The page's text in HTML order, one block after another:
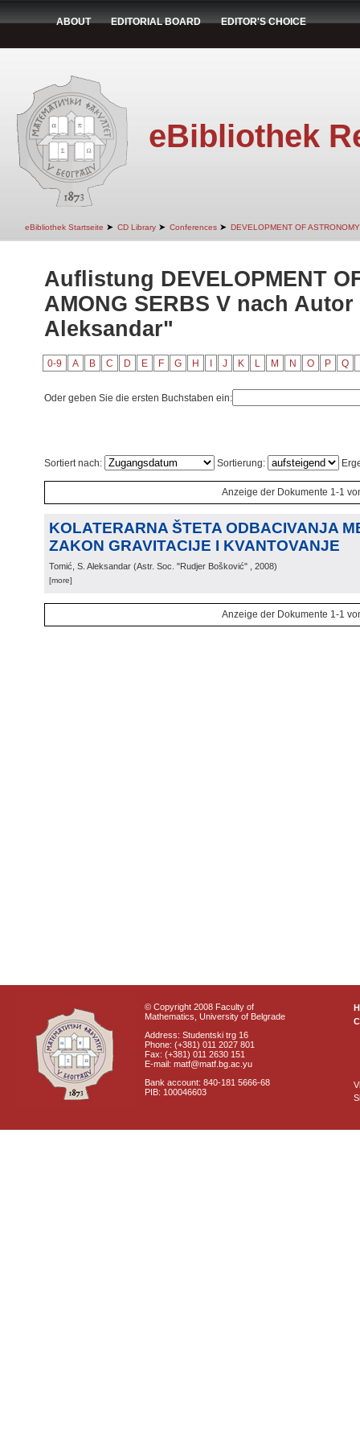
ABOUT EDITORIAL BOARD EDITOR'S CHOICE
eBibliothek
eBibliothek Startseite ➤ CD Library ➤ Conferences ➤ DEVELOPMENT OF
Auflistung DEVELOPMENT
AMONG SERBS V nach
Aleksandar"
0-9 A B C D E F G H J K L M N O P Q
Oder geben Sie die ersten Buchstaben ein:
Sortiert nach: Sortierung:
Anzeige der Dokumente 1-1
KOLATERARNA ŠTETA ODBACIVANJA
ZAKON GRAVITACIJE I KVANTOVANJE
Tomić, S. Aleksandar (Astr. Soc. "Rudjer Bošković" , 2008)
[more]
Anzeige der Dokumente 1-1
© Copyright 2008 Faculty of
Mathematics, University of Belgrade
Address: Studentski trg 16
Phone: (+381) 011 2027 801
Fax: (+381) 011 2630 151
E-mail: matf@matf.bg.ac.yu
Bank account: 840-181 5666-68
PIB: 100046603